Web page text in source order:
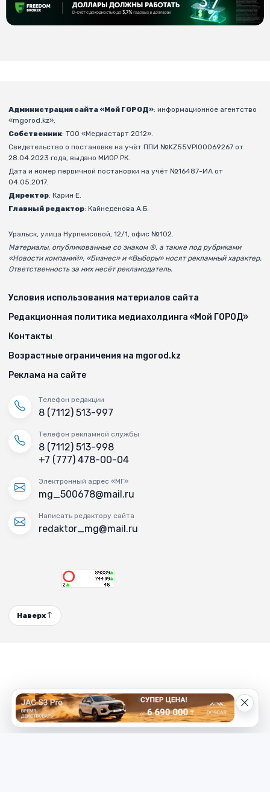
Администрация сайта «Мой ГОРОД»: информационное агентство
«mgorod.kz».
Собственник: ТОО «Медиастарт 2012».
Свидетельство о постановке на учёт ППИ №KZ55VPI00069267 от
28.04.2023 года, выдано МИОР РК.
Дата и номер первичной постановки на учёт №16487-ИА от
04.05.2017.
Директор: Карин Е.
Главный редактор: Кайнеденова А.Б.
Уральск, улица Нурпеисовой, 12/1, офис №102.
Материалы, опубликованные со знаком ®, а также под рубриками
«Новости компаний», «Бизнес» и «Выборы» носят рекламный характер.
Ответственность за них несёт рекламодатель.
Условия использования материалов сайта
Редакционная политика медиахолдинга «Мой ГОРОД»
Контакты
Возрастные ограничения на mgorod.kz
Реклама на сайте
Телефон редакции
8 (7112) 513-997
Телефон рекламной службы
8 (7112) 513-998
+7 (777) 478-00-04
Электронный адрес «МГ»
mg_500678@mail.ru
Написать редактору сайта
redaktor_mg@mail.ru
Наверх